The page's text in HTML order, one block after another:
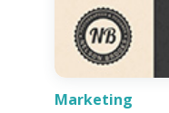
Marketing